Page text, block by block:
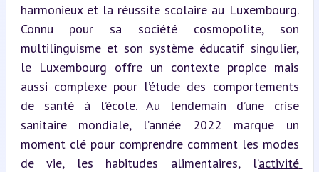
harmonieux et la réussite scolaire au Luxembourg.
Connu pour sa société cosmopolite, son
multilinguisme et son système éducatif singulier,
le Luxembourg offre un contexte propice mais
aussi complexe pour l’étude des comportements
de santé à l’école. Au lendemain d’une crise
sanitaire mondiale, l’année 2022 marque un
moment clé pour comprendre comment les modes
de vie, les habitudes alimentaires, l’activité